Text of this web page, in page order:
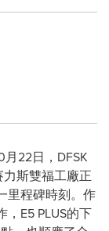
22日，DFSK
斯雙福工廠正
里程碑時刻。作
E5 PLUS的下